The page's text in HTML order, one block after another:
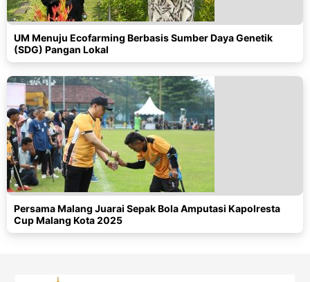
UM Menuju Ecofarming Berbasis Sumber Daya Genetik
(SDG) Pangan Lokal
Persama Malang Juarai Sepak Bola Amputasi Kapolresta
Cup Malang Kota 2025